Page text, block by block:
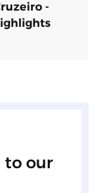
-
to our